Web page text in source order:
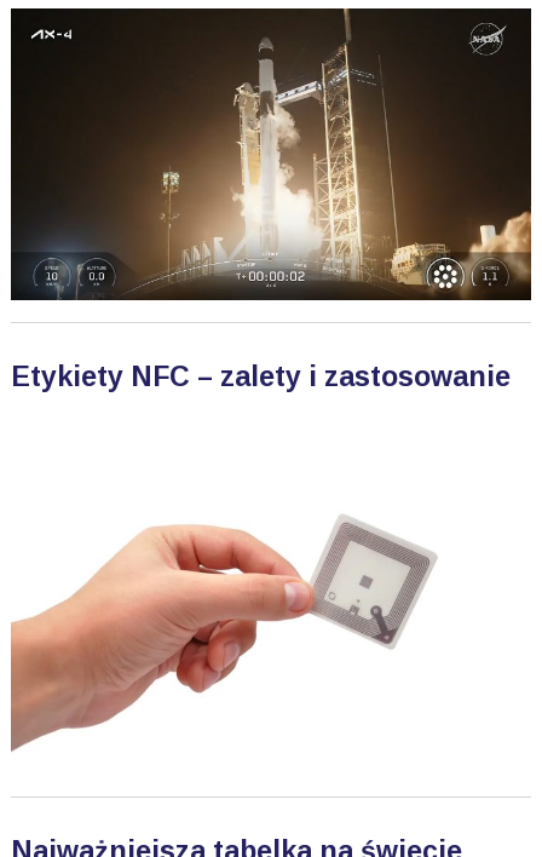
Etykiety NFC – zalety i zastosowanie